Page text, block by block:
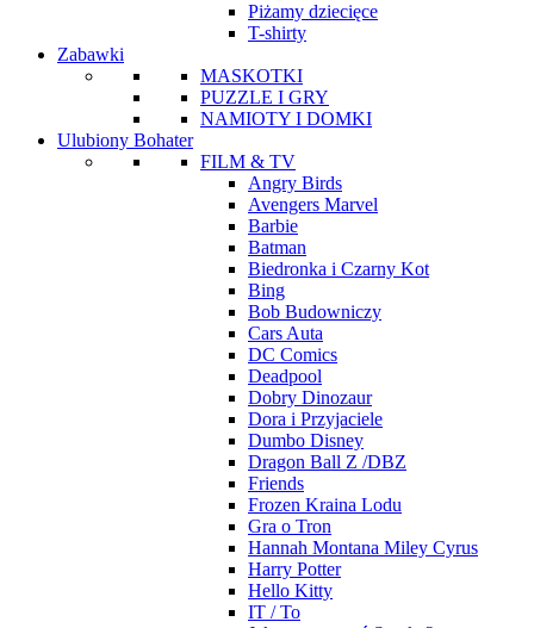
Piżamy dziecięce
T-shirty
Zabawki
MASKOTKI
PUZZLE I GRY
NAMIOTY I DOMKI
Ulubiony Bohater
FILM & TV
Angry Birds
Avengers Marvel
Barbie
Batman
Biedronka i Czarny Kot
Bing
Bob Budowniczy
Cars Auta
DC Comics
Deadpool
Dobry Dinozaur
Dora i Przyjaciele
Dumbo Disney
Dragon Ball Z /DBZ
Friends
Frozen Kraina Lodu
Gra o Tron
Hannah Montana Miley Cyrus
Harry Potter
Hello Kitty
IT / To